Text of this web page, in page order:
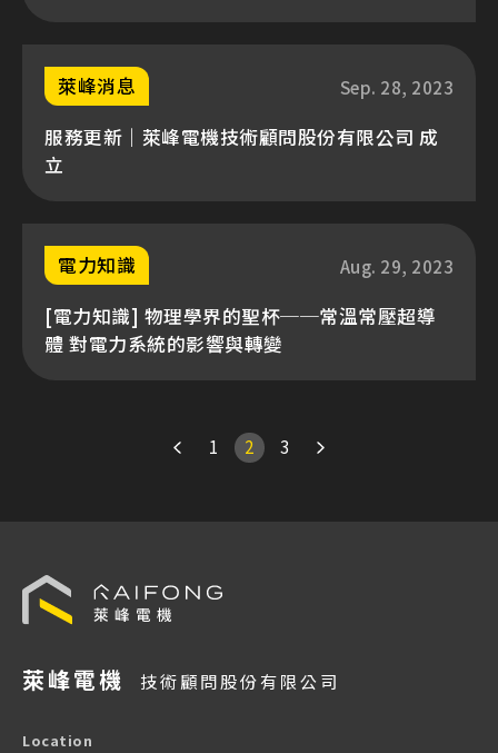
萊峰消息 Sep. 28, 2023
服務更新｜萊峰電機技術顧問股份有限公司 成
立
電力知識 Aug. 29, 2023
[電力知識] 物理學界的聖杯──常溫常壓超導
體 對電力系統的影響與轉變
1 2 3
萊峰電機 技術顧問股份有限公司
Location